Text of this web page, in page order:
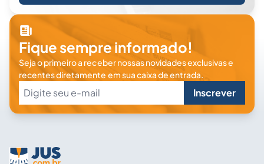
Fique sempre informado!
Seja o primeiro a receber nossas novidades exclusivas e
recentes diretamente em sua caixa de entrada.
Inscrever